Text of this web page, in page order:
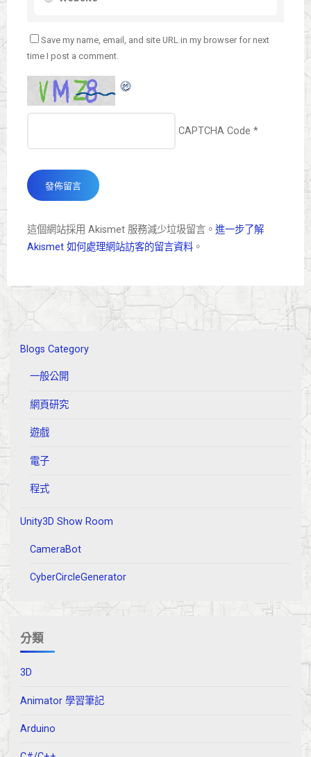
Save my name, email, and site URL in my browser for next
time I post a comment.
CAPTCHA Code *
這個網站採用 Akismet 服務減少垃圾留言。 進一步了解
Akismet 如何處理網站訪客的留言資料。
Blogs Category
一般公開
網頁研究
遊戲
電子
程式
Unity3D Show Room
CameraBot
CyberCircleGenerator
分類
3D
Animator 學習筆記
Arduino